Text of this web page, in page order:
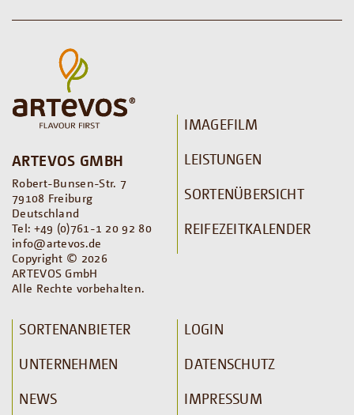
ARTEVOS GMBH
Robert-Bunsen-Str. 7
79108 Freiburg
Deutschland
Tel: +49 (0)761-1 20 92 80
info@artevos.de
Copyright © 2026
ARTEVOS GmbH
Alle Rechte vorbehalten.
IMAGEFILM
LEISTUNGEN
SORTENÜBERSICHT
REIFEZEITKALENDER
SORTENANBIETER
UNTERNEHMEN
NEWS
LOGIN
DATENSCHUTZ
IMPRESSUM